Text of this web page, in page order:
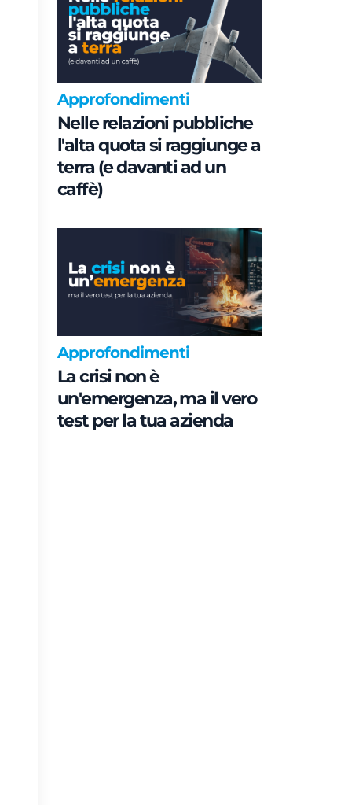
Approfondimenti
Nelle relazioni pubbliche
l'alta quota si raggiunge a
terra (e davanti ad un
caffè)
Approfondimenti
La crisi non è
un'emergenza, ma il vero
test per la tua azienda